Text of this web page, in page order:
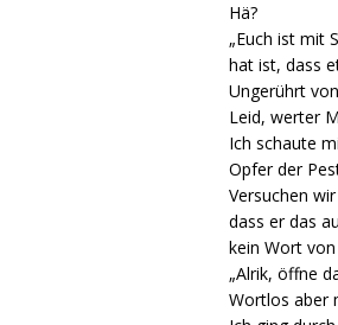
Hä?
„Euch ist mit
hat ist, dass
Ungerührt
Leid, werter
Ich schaute
Opfer der
Versuchen
dass er das
kein Wort
„Alrik, öffne
Wortlos aber